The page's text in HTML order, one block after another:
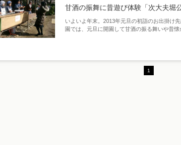
甘酒の振舞に昔遊び体験「次大夫堀
いよいよ年末。2013年元旦の初詣のお出掛け
園では、元旦に開園して甘酒の振る舞いや昔
1